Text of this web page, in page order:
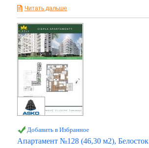
Читать дальше
Добавить в Избранное
Апартамент №128 (46,30 м2), Белосток